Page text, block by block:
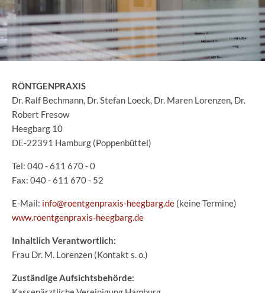
RÖNTGENPRAXIS
Dr. Ralf Bechmann, Dr. Stefan Loeck, Dr. Maren Lorenzen, Dr.
Robert Fresow
Heegbarg 10
DE-22391 Hamburg (Poppenbüttel)
Tel: 040 - 611 670 - 0
Fax: 040 - 611 670 - 52
E-Mail: info@roentgenpraxis-heegbarg.de (keine Termine)
www.roentgenpraxis-heegbarg.de
Inhaltlich Verantwortlich:
Frau Dr. M. Lorenzen (Kontakt s. o.)
Zuständige Aufsichtsbehörde: